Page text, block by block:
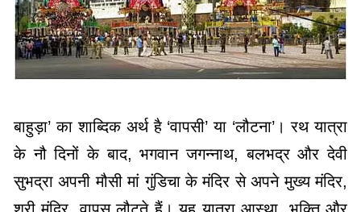
बाहुड़ा’ का शाब्दिक अर्थ है ‘वापसी’ या ‘लौटना’। रथ यात्रा
के नौ दिनों के बाद, भगवान जगन्नाथ, बलभद्र और देवी
सुभद्रा अपनी मौसी मां गुंडिचा के मंदिर से अपने मुख्य मंदिर,